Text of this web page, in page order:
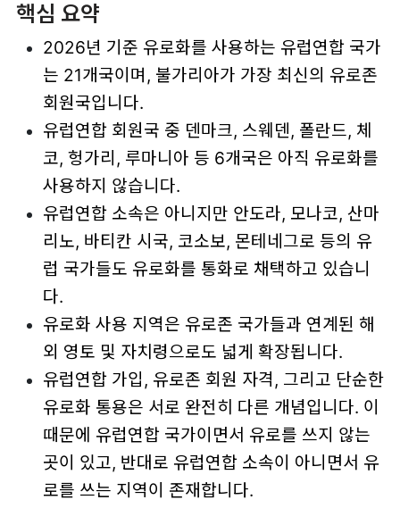
핵심 요약
2026년 기준 유로화를 사용하는 유럽연합 국가
는 21개국이며, 불가리아가 가장 최신의 유로존
회원국입니다.
유럽연합 회원국 중 덴마크, 스웨덴, 폴란드, 체
코, 헝가리, 루마니아 등 6개국은 아직 유로화를
사용하지 않습니다.
유럽연합 소속은 아니지만 안도라, 모나코, 산마
리노, 바티칸 시국, 코소보, 몬테네그로 등의 유
럽 국가들도 유로화를 통화로 채택하고 있습니
다.
유로화 사용 지역은 유로존 국가들과 연계된 해
외 영토 및 자치령으로도 넓게 확장됩니다.
유럽연합 가입, 유로존 회원 자격, 그리고 단순한
유로화 통용은 서로 완전히 다른 개념입니다. 이
때문에 유럽연합 국가이면서 유로를 쓰지 않는
곳이 있고, 반대로 유럽연합 소속이 아니면서 유
로를 쓰는 지역이 존재합니다.